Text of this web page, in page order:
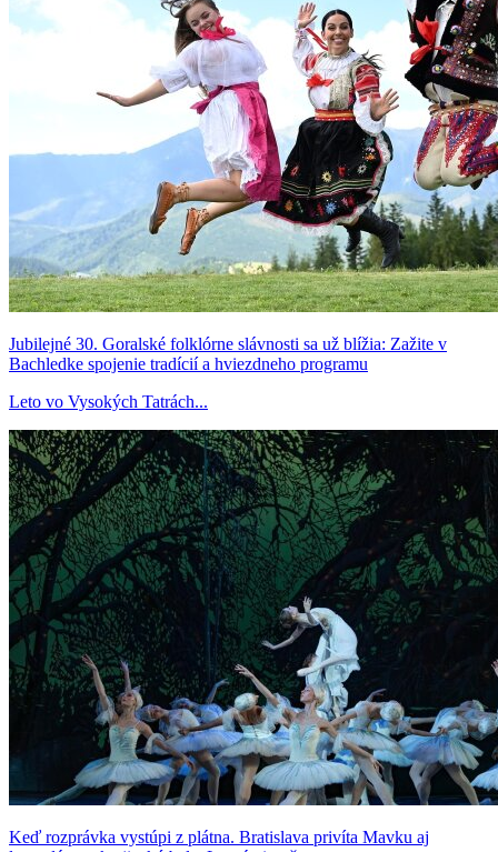
Jubilejné 30. Goralské folklórne slávnosti sa už blížia: Zažite v
Bachledke spojenie tradícií a hviezdneho programu
Leto vo Vysokých Tatrách...
Keď rozprávka vystúpi z plátna. Bratislava privíta Mavku aj